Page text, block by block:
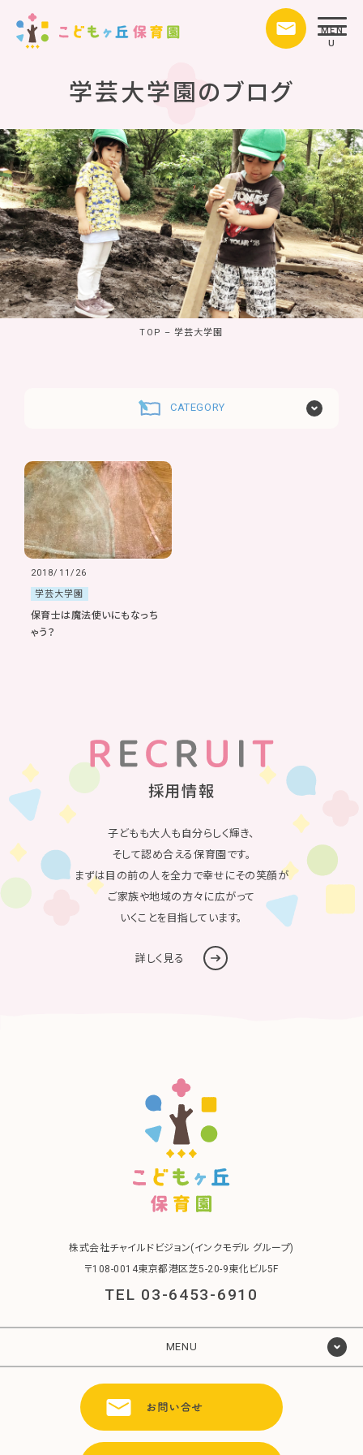
MEN
U
学芸大学園のブログ
TOP – 学芸大学園
CATEGORY
2018/11/26
学芸大学園
保育士は魔法使いにもなっち
ゃう？
採用情報
子どもも大人も自分らしく輝き、
そして認め合える保育園です。
まずは目の前の人を全力で幸せにその笑顔が
ご家族や地域の方々に広がって
いくことを目指しています。
詳しく見る
株式会社チャイルドビジョン(インクモデル グループ)
〒108-0014東京都港区芝5-20-9東化ビル5F
TEL 03-6453-6910
MENU